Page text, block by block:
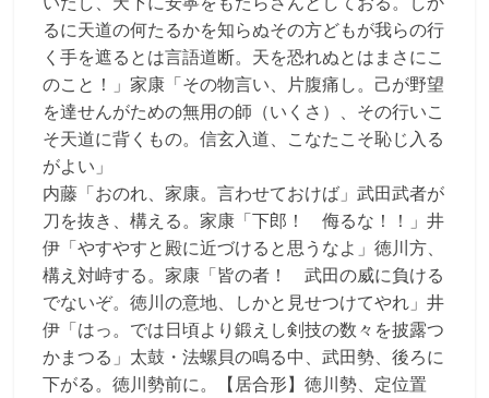
るに天道の何たるかを知らぬその方どもが我らの行
く手を遮るとは言語道断。天を恐れぬとはまさにこ
のこと！」家康「その物言い、片腹痛し。己が野望
を達せんがための無用の師（いくさ）、その行いこ
そ天道に背くもの。信玄入道、こなたこそ恥じ入る
がよい」
内藤「おのれ、家康。言わせておけば」武田武者が
刀を抜き、構える。家康「下郎！ 侮るな！！」井
伊「やすやすと殿に近づけると思うなよ」徳川方、
構え対峙する。家康「皆の者！ 武田の威に負ける
でないぞ。徳川の意地、しかと見せつけてやれ」井
伊「はっ。では日頃より鍛えし剣技の数々を披露つ
かまつる」太鼓・法螺貝の鳴る中、武田勢、後ろに
下がる。徳川勢前に。【居合形】徳川勢、定位置